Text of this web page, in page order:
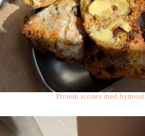
Protein scones med hytteost